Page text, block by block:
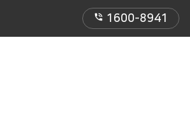
phone_in_talk 1600-8941